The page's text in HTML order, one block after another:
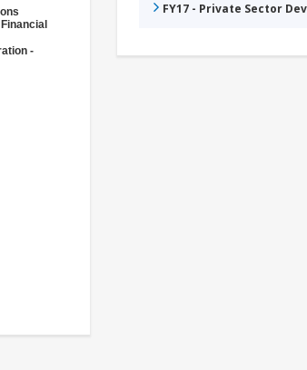
-
FY17 - Private Sector